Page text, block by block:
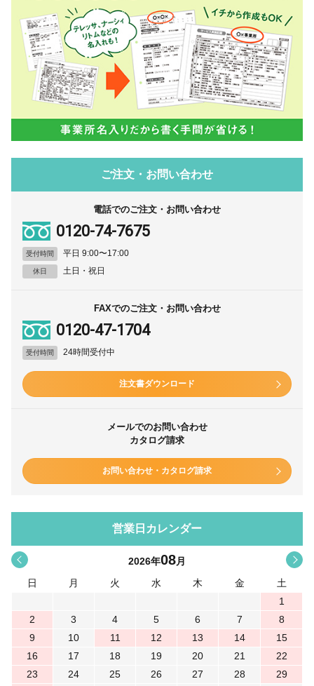
ご注文・お問い合わせ
電話でのご注文・お問い合わせ
0120-74-7675
受付時間 平日 9:00〜17:00
休日 土日・祝日
FAXでのご注文・お問い合わせ
0120-47-1704
受付時間 24時間受付中
注文書ダウンロード
メールでのお問い合わせ
カタログ請求
お問い合わせ・カタログ請求
営業日カレンダー
< >
2026年08月
日
月 火 水 木 金
土
1
2
3 4 5 6 7
8
9
10 11 12 13 14
15
16
17 18 19 20 21
22
23
24 25 26 27 28
29